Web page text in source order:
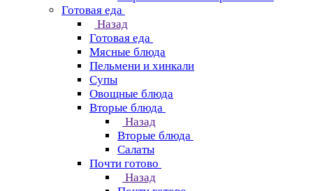
Готовая еда
Назад
Готовая еда
Мясные блюда
Пельмени и хинкали
Супы
Овощные блюда
Вторые блюда
Назад
Вторые блюда
Салаты
Почти готово
Назад